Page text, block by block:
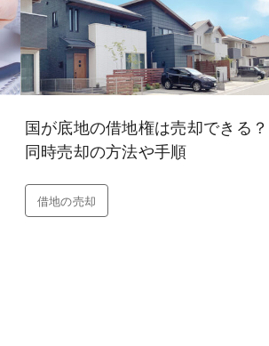
国が底地の借地権は売却できる？
同時売却の方法や手順
借地の売却